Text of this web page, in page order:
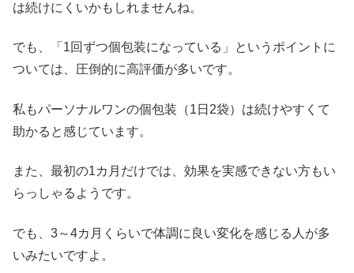
は続けにくいかもしれませんね。
でも、「1回ずつ個包装になっている」というポイントに
ついては、圧倒的に高評価が多いです。
私もパーソナルワンの個包装（1日2袋）は続けやすくて
助かると感じています。
また、最初の1カ月だけでは、効果を実感できない方もい
らっしゃるようです。
でも、3～4カ月くらいで体調に良い変化を感じる人が多
いみたいですよ。